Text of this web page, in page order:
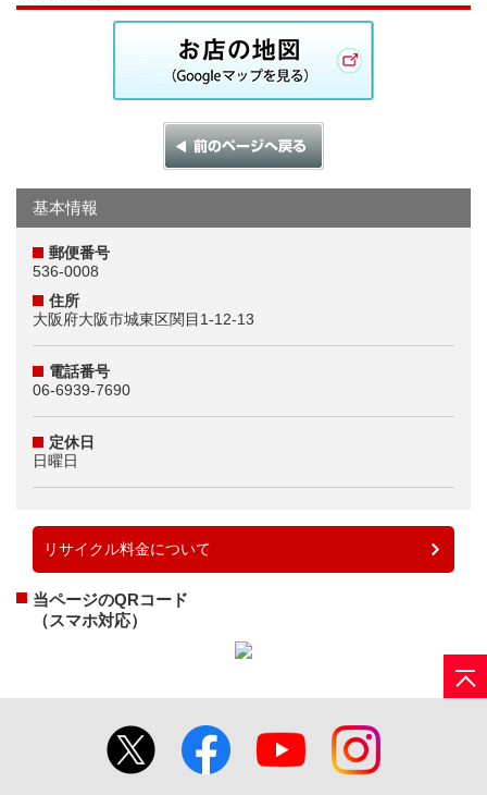
基本情報
郵便番号
536-0008
住所
大阪府大阪市城東区関目1-12-13
電話番号
06-6939-7690
定休日
日曜日
リサイクル料金について
当ページのQRコード
（スマホ対応）